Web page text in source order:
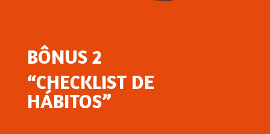
BÔNUS 2
“CHECKLIST DE
HÁBITOS”